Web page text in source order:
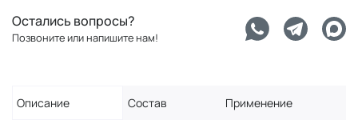
Остались вопросы?
Позвоните или напишите нам!
Описание Состав Применение